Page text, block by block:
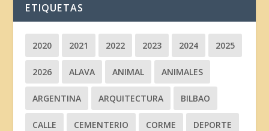
ETIQUETAS
2020 2021 2022 2023 2024 2025
2026 ALAVA ANIMAL ANIMALES
ARGENTINA ARQUITECTURA BILBAO
CALLE CEMENTERIO CORME DEPORTE